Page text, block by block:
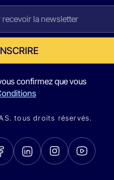
confirmez que vous
tous droits réservés.